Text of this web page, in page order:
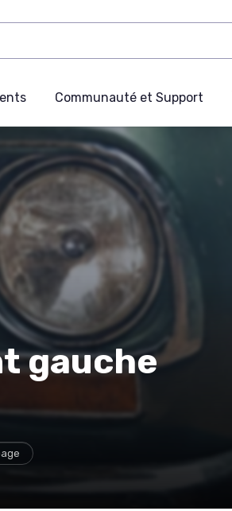
Communauté et Support
gauche